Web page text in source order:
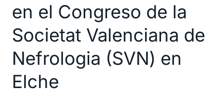
en el Congreso de la
Societat Valenciana de
Nefrologia (SVN) en
Elche
el
Congreso
de
la
Valenciana